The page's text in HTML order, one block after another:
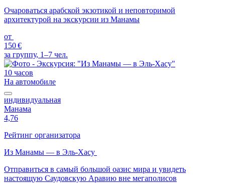
Очароваться арабской экзотикой и неповторимой
архитектурой на экскурсии из Манамы
от
150 €
за группу, 1–7 чел.
10 часов
На автомобиле
индивидуальная
Манама
4,76
Рейтинг организатора
Из Манамы — в Эль-Хасу
Отправиться в самый большой оазис мира и увидеть
настоящую Саудовскую Аравию вне мегаполисов